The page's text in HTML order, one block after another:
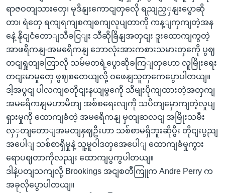
ရာဇဝတျသားတှေ၊ မုဒိနျးကောငျတှလေို ရညျညှှနျးပွောဆို
တာ၊ ရဲတှေ ရကျရကျစကျစကျလုပျတာကို ကန့ျကှကျတဲ့အန
နေဲ့ နိုငျငံတောျသီခငြျး သီဆိုခြိနျအတှငျး ဒူးထောကျကွတဲ့
အာဖရိကနျ-အမရေိကနျ ဘောလုံးအားကစားသမားတှကေို ပွဈ
တငျရှုတျခတြာလို သမ်မတရဲ့ပွောဆိုခကြျတှဟော လူမြိုးရေး
တငျးမာမှုတှေ ဖွဈစတေယျလို့ ဝဖေနျသူတှကေပွောပါတယျ။
ဒါ့အပွငျ ပါလကျစတိုငျးနယျမွကေို သိမျးပိုကျထားတဲ့အတှကျ
အမရေိကနျမဟာမိတျ အစ်စရေးလျကို သပိတျမှောကျတဲ့လှုပျ
ရှားမှုကို ထောကျခံတဲ့ အမရေိကနျ မှတျဆလငျ အမြိုးသမီး
လှှတျတောျအမတျနှဈဦးဟာ သစ်စာမရှိဘူးဆိုပွီး တိုငျးပွညျ
အပေါျ သစ်စာရှိမှုနဲ့ သူ့မူဝါဒတှအေပေါျ ထောကျခံမှုကွား
ရောပဈတာကိုလညျး ထောကျပွကွပါတယျ။
ဒါနဲ့ပတျသကျလို့ Brookings အငျစတီကြူက Andre Perry က
အခုလိုပွောပါတယျ။